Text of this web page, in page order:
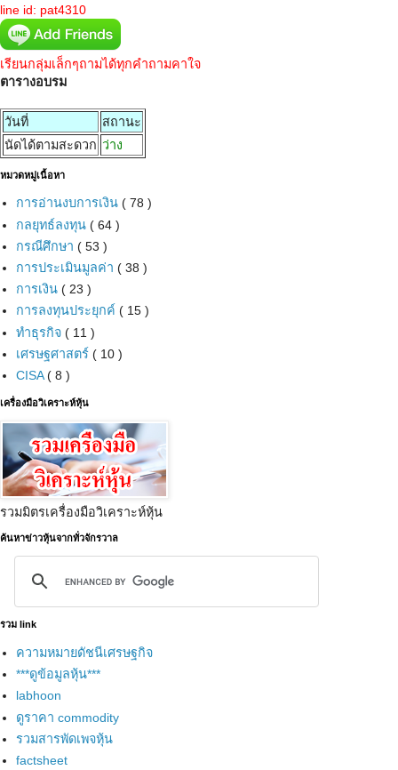
line id: pat4310
เรียนกลุ่มเล็กๆถามได้ทุกคำถามคาใจ
ตารางอบรม
วันที่
สถานะ
นัดได้ตามสะดวก ว่าง
หมวดหมู่เนื้อหา
การอ่านงบการเงิน ( 78 )
กลยุทธ์ลงทุน ( 64 )
กรณีศึกษา ( 53 )
การประเมินมูลค่า ( 38 )
การเงิน ( 23 )
การลงทุนประยุกค์ ( 15 )
ทำธุรกิจ ( 11 )
เศรษฐศาสตร์ ( 10 )
CISA( 8 )
เครื่องมือวิเคราะห์หุ้น
รวมมิตรเครื่องมือวิเคราะห์หุ้น
ค้นหาข่าวหุ้นจากทั่วจักรวาล
รวม link
ความหมายดัชนีเศรษฐกิจ
***ดูข้อมูลหุ้น***
labhoon
ดูราคา commodity
รวมสารพัดเพจหุ้น
factsheet